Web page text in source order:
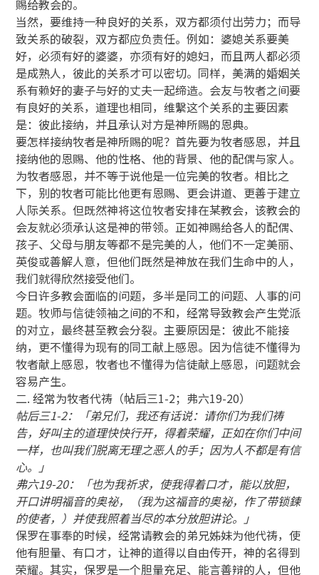
赐给教会的。
当然，要维持一种良好的关系，双方都须付出劳力；而导
致关系的破裂，双方都应负责任。例如：婆媳关系要美
好，必须有好的婆婆，亦须有好的媳妇，而且两人都必须
是成熟人，彼此的关系才可以密切。同样，美满的婚姻关
系有赖好的妻子与好的丈夫一起缔造。会友与牧者之间要
有良好的关系，道理也相同，维繫这个关系的主要因素
是：彼此接纳，并且承认对方是神所赐的恩典。
要怎样接纳牧者是神所赐的呢？首先要为牧者感恩，并且
接纳他的恩赐、他的性格、他的背景、他的配偶与家人。
为牧者感恩，并不等于说他是一位完美的牧者。相比之
下，别的牧者可能比他更有恩赐、更会讲道、更善于建立
人际关系。但既然神将这位牧者安排在某教会，该教会的
会友就必须承认这是神的带领。正如神赐给各人的配偶、
孩子、父母与朋友等都不是完美的人，他们不一定美丽、
英俊或善解人意，但他们既然是神放在我们生命中的人，
我们就得欣然接受他们。
今日许多教会面临的问题，多半是同工的问题、人事的问
题。牧师与信徒领袖之间的不和，经常导致教会产生党派
的对立，最终甚至教会分裂。主要原因是：彼此不能接
纳，更不懂得为现有的同工献上感恩。因为信徒不懂得为
牧者献上感恩，牧者也不懂得为信徒献上感恩，问题就会
容易产生。
二. 经常为牧者代祷（帖后三1-2；弗六19-20）
帖后三1-2：「弟兄们，我还有话说：请你们为我们祷
告，好叫主的道理快快行开，得着荣耀，正如在你们中间
一样，也叫我们脱离无理之恶人的手；因为人不都是有信
心。」
弗六19-20：「也为我祈求，使我得着口才，能以放胆，
开口讲明福音的奥祕，（我为这福音的奥祕，作了带锁鍊
的使者，）并使我照着当尽的本分放胆讲论。」
保罗在事奉的时候，经常请教会的弟兄姊妹为他代祷，使
他有胆量、有口才，让神的道得以自由传开，神的名得到
荣耀。其实，保罗是一个胆量充足、能言善辩的人，但他